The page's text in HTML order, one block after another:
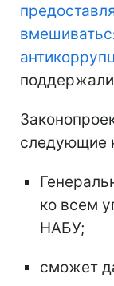
следующие
ко всем
НАБУ;
сможет